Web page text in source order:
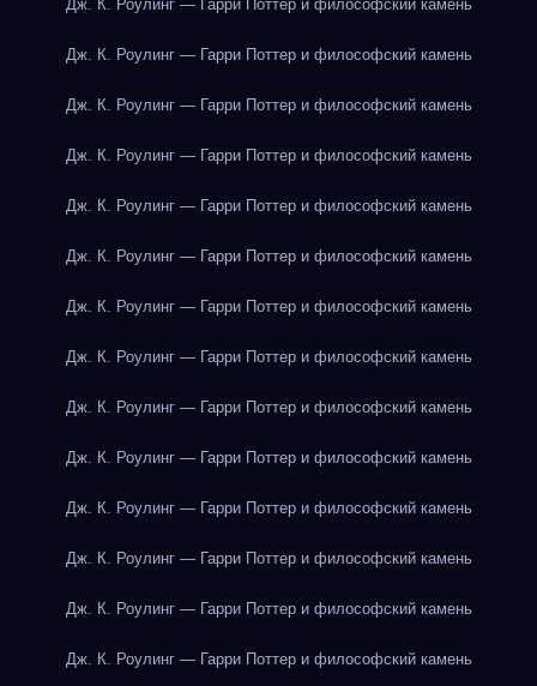
Дж. К. Роулинг — Гарри Поттер и философский камень
Дж. К. Роулинг — Гарри Поттер и философский камень
Дж. К. Роулинг — Гарри Поттер и философский камень
Дж. К. Роулинг — Гарри Поттер и философский камень
Дж. К. Роулинг — Гарри Поттер и философский камень
Дж. К. Роулинг — Гарри Поттер и философский камень
Дж. К. Роулинг — Гарри Поттер и философский камень
Дж. К. Роулинг — Гарри Поттер и философский камень
Дж. К. Роулинг — Гарри Поттер и философский камень
Дж. К. Роулинг — Гарри Поттер и философский камень
Дж. К. Роулинг — Гарри Поттер и философский камень
Дж. К. Роулинг — Гарри Поттер и философский камень
Дж. К. Роулинг — Гарри Поттер и философский камень
Дж. К. Роулинг — Гарри Поттер и философский камень